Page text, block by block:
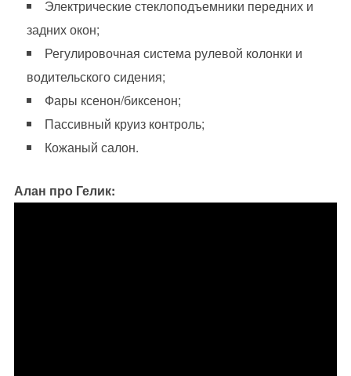
Электрические стеклоподъемники передних и
задних окон;
Регулировочная система рулевой колонки и
водительского сидения;
Фары ксенон/биксенон;
Пассивный круиз контроль;
Кожаный салон.
Алан про Гелик: